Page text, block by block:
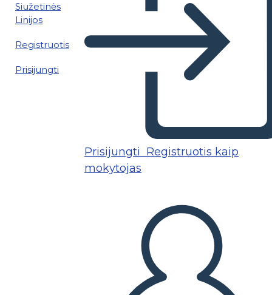
Siužetinės
Linijos
Registruotis
Prisijungti
Prisijungti Registruotis kaip
mokytojas